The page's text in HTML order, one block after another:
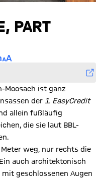
PART
Moosach ist ganz
der 1. EasyCredit
allein fußläufig
die sie laut BBL-
weg, nur rechts die
auch architektonisch
geschlossenen Augen